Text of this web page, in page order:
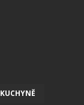
KUCHYNĚ